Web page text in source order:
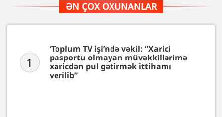
ƏN ÇOX OXUNANLAR
1
‘Toplum TV işi’ndə vəkil: “Xarici
pasportu olmayan müvəkkillərimə
xaricdən pul gətirmək ittihamı
verilib”